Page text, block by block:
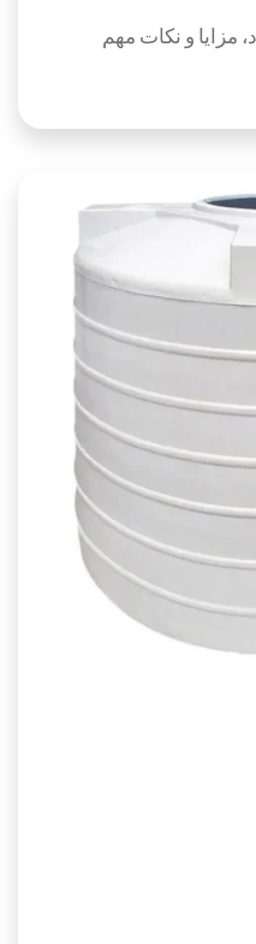
مزایا و نکات مهم